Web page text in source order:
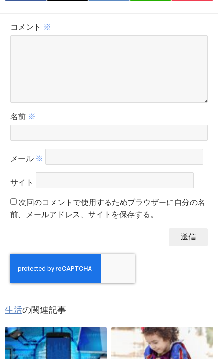
コメント ※
名前 ※
メール ※
サイト
次回のコメントで使用するためブラウザーに自分の名
前、メールアドレス、サイトを保存する。
生活の関連記事